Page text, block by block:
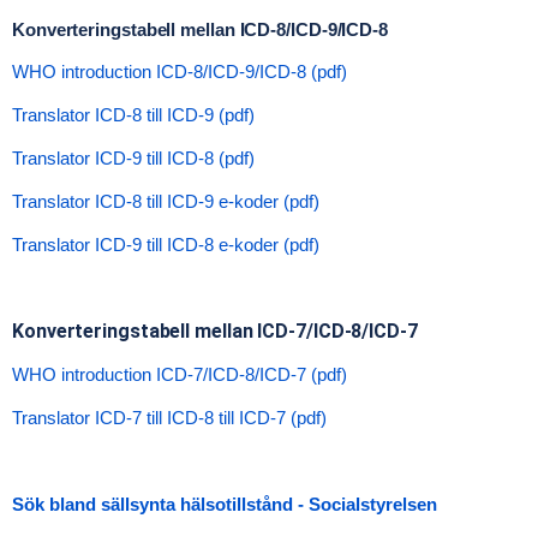
Konverteringstabell mellan ICD-8/ICD-9/ICD-8
WHO introduction ICD-8/ICD-9/ICD-8 (pdf)
Translator ICD-8 till ICD-9 (pdf)
Translator ICD-9 till ICD-8 (pdf)
Translator ICD-8 till ICD-9 e-koder (pdf)
Translator ICD-9 till ICD-8 e-koder (pdf)
Konverteringstabell mellan ICD-7/ICD-8/ICD-7
WHO introduction ICD-7/ICD-8/ICD-7 (pdf)
Translator ICD-7 till ICD-8 till ICD-7 (pdf)
Sök bland sällsynta hälsotillstånd - Socialstyrelsen